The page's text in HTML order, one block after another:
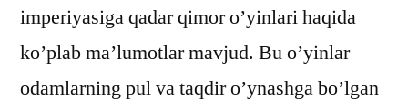
imperiyasiga qadar qimor o’yinlari haqida
ko’plab ma’lumotlar mavjud. Bu o’yinlar
odamlarning pul va taqdir o’ynashga bo’lgan